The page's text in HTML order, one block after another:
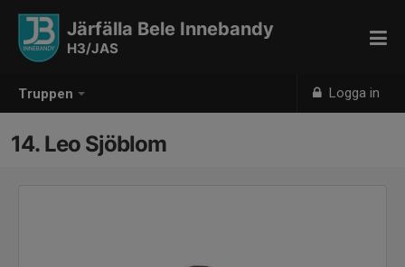
Truppen Logga in
Järfälla Bele Innebandy
H3/JAS
14. Leo Sjöblom